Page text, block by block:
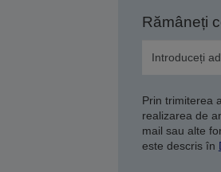
Rămâneți
Prin trimiterea
realizarea de
mail sau alte
este descris în